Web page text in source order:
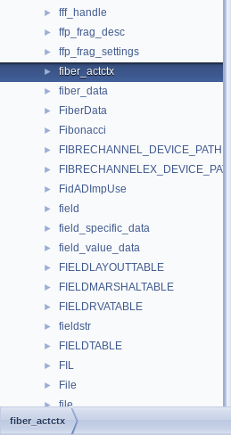
► fff_handle
► ffp_frag_desc
► ffp_frag_settings
► fiber_actctx
► fiber_data
► FiberData
► Fibonacci
► FIBRECHANNEL_DEVICE_PATH
► FIBRECHANNELEX_DEVICE_PATH
► FidADImpUse
► field
► field_specific_data
► field_value_data
► FIELDLAYOUTTABLE
► FIELDMARSHALTABLE
► FIELDRVATABLE
► fieldstr
► FIELDTABLE
► FIL
► File
► file
► file_crit
fiber_actctx